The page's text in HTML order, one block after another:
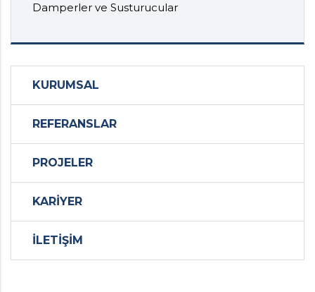
Damperler ve Susturucular
KURUMSAL
REFERANSLAR
PROJELER
KARİYER
İLETİŞİM